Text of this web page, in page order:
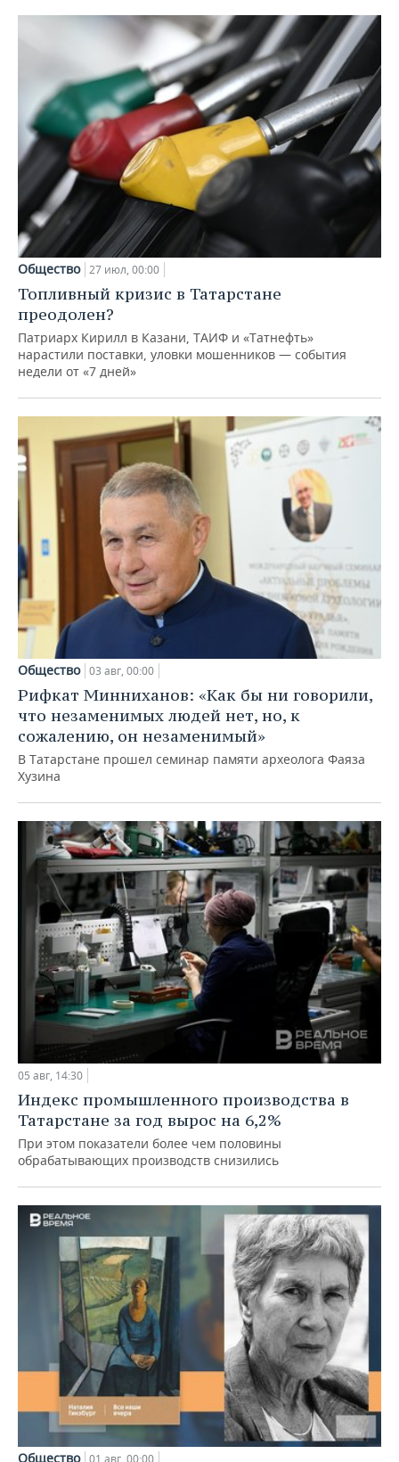
Общество 27 июл, 00:00
Топливный кризис в Татарстане
преодолен?
Патриарх Кирилл в Казани, ТАИФ и «Татнефть»
нарастили поставки, уловки мошенников — события
недели от «7 дней»
Общество 03 авг, 00:00
Рифкат Минниханов: «Как бы ни говорили,
что незаменимых людей нет, но, к
сожалению, он незаменимый»
В Татарстане прошел семинар памяти археолога Фаяза
Хузина
05 авг, 14:30
Индекс промышленного производства в
Татарстане за год вырос на 6,2%
При этом показатели более чем половины
обрабатывающих производств снизились
Общество